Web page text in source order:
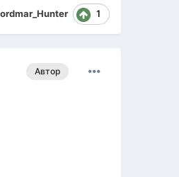
1
Автор